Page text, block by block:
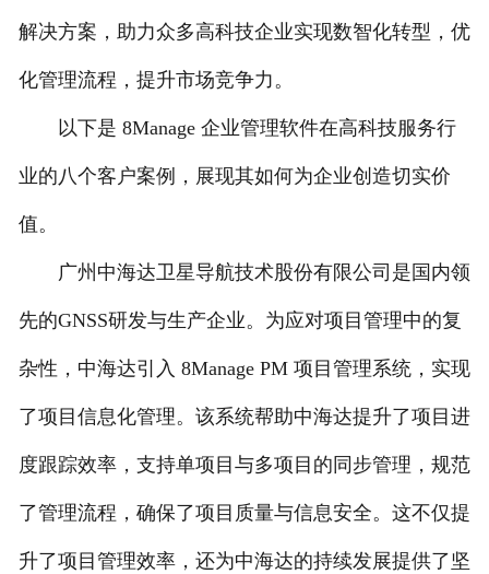
联系我们
解决方案，助力众多高科技企业实现数智化转型，优
化管理流程，提升市场竞争力。
以下是 8Manage 企业管理软件在高科技服务行
业的八个客户案例，展现其如何为企业创造切实价
值。
广州中海达卫星导航技术股份有限公司是国内领
先的GNSS研发与生产企业。为应对项目管理中的复
杂性，中海达引入 8Manage PM 项目管理系统，实现
了项目信息化管理。该系统帮助中海达提升了项目进
度跟踪效率，支持单项目与多项目的同步管理，规范
了管理流程，确保了项目质量与信息安全。这不仅提
升了项目管理效率，还为中海达的持续发展提供了坚